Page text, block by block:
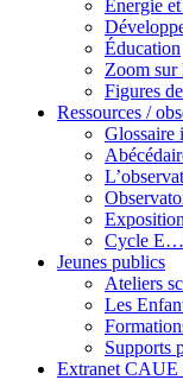
Énergie
Éducation
Zoom sur
Figures
Ressources /
Glossaire
Cycle E…
Jeunes publics
Ateliers
Les
Supports
Extranet CAUE